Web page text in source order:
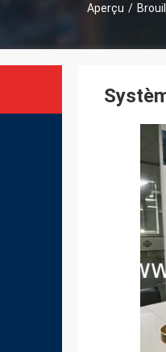
Aperçu /